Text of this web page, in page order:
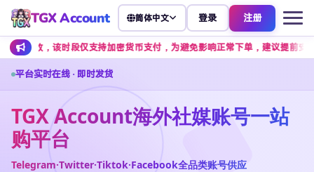
TGX Account 简体中文 登录 注册
段仅支持加密货币支付，为避免影响正常下单，建议提前安排余额充值。
平台实时在线 · 即时发货
TGX Account海外社媒账号一站
购平台
Telegram·Twitter·Tiktok·Facebook全品类账号供应